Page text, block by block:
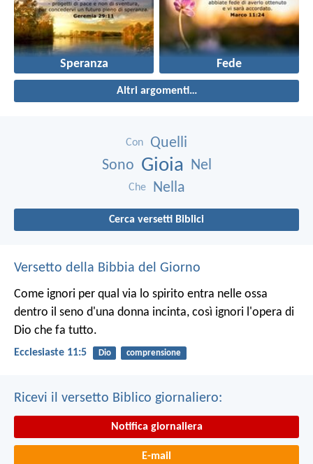
Speranza Fede
Altri argomenti…
Con
Quelli
Sono Gioia Nel
Che Nella
Cerca versetti Biblici
Versetto della Bibbia del Giorno
Come ignori per qual via lo spirito entra nelle ossa
dentro il seno d'una donna incinta, così ignori l'opera di
Dio che fa tutto.
Ecclesiaste 11:5 Dio comprensione
Ricevi il versetto Biblico giornaliero:
Notifica giornaliera
E-mail